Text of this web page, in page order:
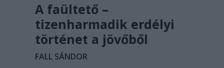
A faültető –
tizenharmadik erdélyi
történet a jövőből
FALL SÁNDOR